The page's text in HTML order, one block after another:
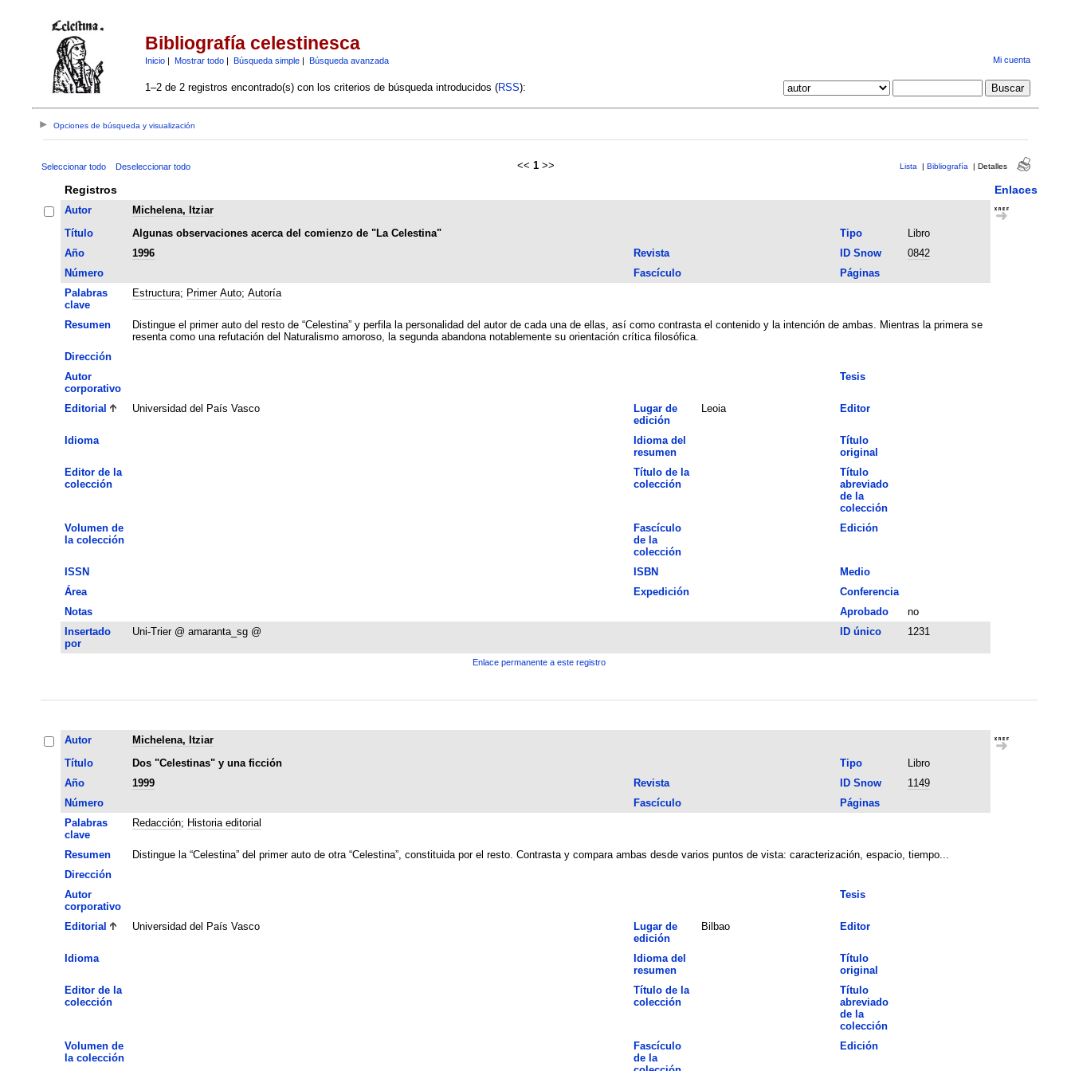
Bibliografía celestinesca
Inicio| Mostrar todo| Búsqueda simple| Búsqueda avanzada Mi cuenta
1–2 de 2 registros encontrado(s) con los criterios de búsqueda introducidos (RSS):
Opciones de búsqueda y visualización
Seleccionar todo Deseleccionar todo << 1 >> Lista | Bibliografía | Detalles
Registros Enlaces
Autor
Michelena, Itziar
Título
Algunas observaciones acerca del comienzo de "La Celestina" Tipo
Libro
Año
1996 Revista ID Snow
0842
Número
Fascículo
Páginas
Palabras
clave
Estructura; Primer Auto; Autoría
Resumen
Distingue el primer auto del resto de “Celestina” y perfila la personalidad del autor de cada una de ellas, así como contrasta el contenido y la intención de ambas. Mientras la primera se
resenta como una refutación del Naturalismo amoroso, la segunda abandona notablemente su orientación crítica filosófica.
Dirección
Autor
corporativo
Tesis
Editorial Universidad del País Vasco
Lugar de
edición
Leoia Editor
Idioma
Idioma del
resumen
Título
original
Editor de la
colección
Título de la
colección
Título
abreviado
de la
colección
Volumen de
la colección
Fascículo
de la
colección
Edición
ISSN ISBN
Medio
Área
Expedición
Conferencia
Notas
Aprobado
no
Insertado
por
Uni-Trier @ amaranta_sg @ ID único 1231
Enlace permanente a este registro
Autor
Michelena, Itziar
Título
Dos "Celestinas" y una ficción Tipo
Libro
Año
1999 Revista ID Snow
1149
Número
Fascículo
Páginas
Palabras
clave
Redacción; Historia editorial
Resumen
Distingue la “Celestina” del primer auto de otra “Celestina”, constituida por el resto. Contrasta y compara ambas desde varios puntos de vista: caracterización, espacio, tiempo...
Dirección
Autor
corporativo
Tesis
Editorial Universidad del País Vasco
Lugar de
edición
Bilbao Editor
Idioma
Idioma del
resumen
Título
original
Editor de la
colección
Título de la
colección
Título
abreviado
de la
colección
Volumen de
la colección
Fascículo
de la
Edición